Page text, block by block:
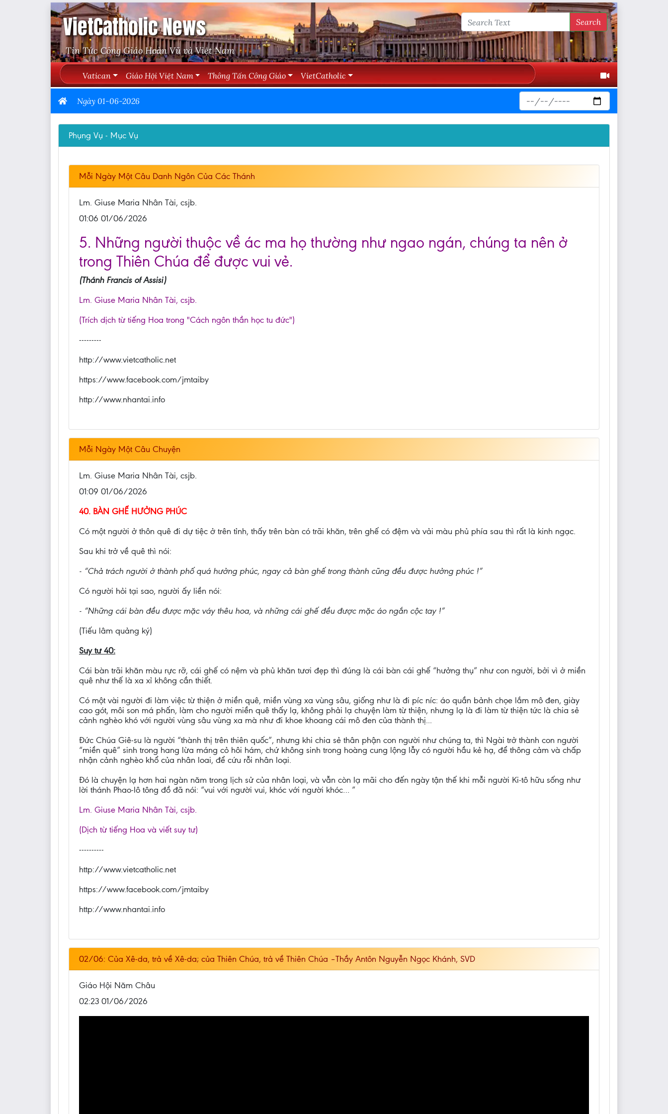
VietCatholic News
Tin Tức Công Giáo Hoàn Vũ và Việt Nam
Search
Vatican Giáo Hội Việt Nam Thông Tấn Công Giáo VietCatholic
Ngày 01-06-2026
Phụng Vụ - Mục Vụ
Mỗi Ngày Một Câu Danh Ngôn Của Các Thánh
Lm. Giuse Maria Nhân Tài, csjb.
01:06 01/06/2026
5. Những người thuộc về ác ma họ thường như ngao ngán, chúng ta nên ở
trong Thiên Chúa để được vui vẻ.
(Thánh Francis of Assisi)
Lm. Giuse Maria Nhân Tài, csjb.
(Trích dịch từ tiếng Hoa trong "Cách ngôn thần học tu đức")
---------
http://www.vietcatholic.net
https://www.facebook.com/jmtaiby
http://www.nhantai.info
Mỗi Ngày Một Câu Chuyện
Lm. Giuse Maria Nhân Tài, csjb.
01:09 01/06/2026
40. BÀN GHẾ HƯỞNG PHÚC
Có một người ở thôn quê đi dự tiệc ở trên tỉnh, thấy trên bàn có trãi khăn, trên ghế có đệm và vải màu phủ phía sau thì rất là kinh ngạc.
Sau khi trở về quê thì nói:
- “Chả trách người ở thành phố quá hưởng phúc, ngay cả bàn ghế trong thành cũng đều được hưởng phúc !”
Có người hỏi tại sao, người ấy liền nói:
- “Những cái bàn đều được mặc váy thêu hoa, và những cái ghế đều được mặc áo ngắn cộc tay !”
(Tiếu lâm quảng ký)
Suy tư 40:
Cái bàn trãi khăn màu rực rỡ, cái ghế có nệm và phủ khăn tươi đẹp thì đúng là cái bàn cái ghế “hưởng thụ” như con người, bởi vì ở miền
quê như thế là xa xỉ không cần thiết.
Có một vài người đi làm việc từ thiện ở miền quê, miền vùng xa vùng sâu, giống như là đi píc níc: áo quần bảnh chọe lắm mô đen, giày
cao gót, môi son má phấn, làm cho người miền quê thấy lạ, không phải lạ chuyện làm từ thiện, nhưng lạ là đi làm từ thiện tức là chia sẻ
cảnh nghèo khó với người vùng sâu vùng xa mà như đi khoe khoang cái mô đen của thành thị...
Đức Chúa Giê-su là người “thành thị trên thiên quốc”, nhưng khi chia sẻ thân phận con người như chúng ta, thì Ngài trở thành con người
“miền quê” sinh trong hang lừa máng cỏ hôi hám, chứ không sinh trong hoàng cung lộng lẫy có người hầu kẻ hạ, để thông cảm và chấp
nhận cảnh nghèo khổ của nhân loai, để cứu rỗi nhân loại.
Đó là chuyện lạ hơn hai ngàn năm trong lịch sử của nhân loại, và vẫn còn lạ mãi cho đến ngày tận thế khi mỗi người Ki-tô hữu sống như
lời thánh Phao-lô tông đồ đã nói: “vui với người vui, khóc với người khóc… ”
Lm. Giuse Maria Nhân Tài, csjb.
(Dịch từ tiếng Hoa và viết suy tư)
----------
http://www.vietcatholic.net
https://www.facebook.com/jmtaiby
http://www.nhantai.info
02/06: Của Xê-da, trả về Xê-da; của Thiên Chúa, trả về Thiên Chúa –Thầy Antôn Nguyễn Ngọc Khánh, SVD
Giáo Hội Năm Châu
02:23 01/06/2026